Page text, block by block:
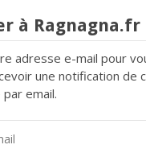
à Ragnagna.fr
adresse e-mail pour
une notification de
email.